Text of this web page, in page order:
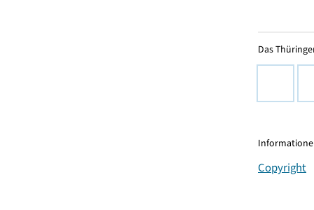
Das
Copyright